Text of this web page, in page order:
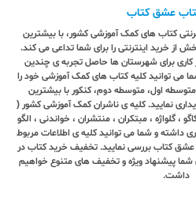
عشق کتاب
کتاب های کمک آموزشی کشور، با بیشترین
خرید اینترنتی را برای شما تداعی می کند.
سه روز کاری برای شهرستان ها حاصل تجربه ی چندین
می توانید کلیه کتاب های کمک آموزشی خود را
اول، متوسطه دوم، کنکور با بیشترین
نمایید. کلیه ی ناشران کمک آموزشی کشور (
، گلواژه ، مبتکران ، منتشران ، خواندنی ، الگو
داشته و شما می توانید کلیه ی اطلاعات مربوط
کتاب بررسی نمایید. تخفیف خرید کتاب در
پیشنهاد ویژه و تخفیف های متنوع خواهیم
داشت.